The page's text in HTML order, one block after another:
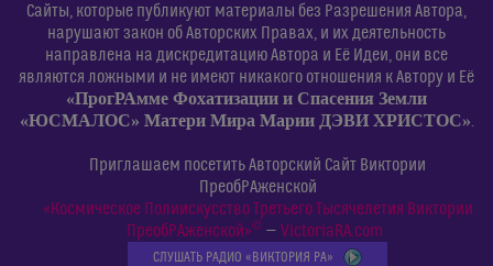
Сайты, которые публикуют материалы без Разрешения Автора,
нарушают закон об Авторских Правах, и их деятельность
направлена на дискредитацию Автора и Её Идеи, они все
являются ложными и не имеют никакого отношения к Автору и Её
«ПрогРАмме Фохатизации и Спасения Земли
«ЮСМАЛОС» Матери Мира Марии ДЭВИ ХРИСТОС».
Приглашаем посетить Авторский Сайт Виктории
ПреобРАженской
«Космическое Полиискусство Третьего Тысячелетия Виктории
ПреобРАженской»©— VictoriaRA.com
СЛУШАТЬ РАДИО «ВИКТОРИЯ РА»